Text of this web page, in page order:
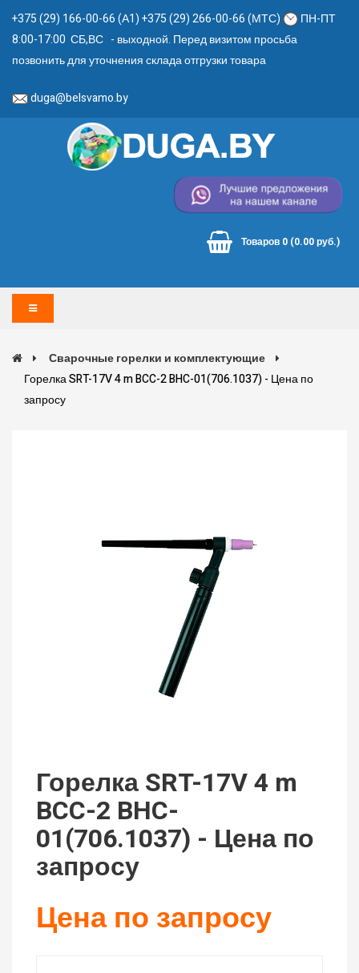
+375 (29) 166-00-66 (А1) +375 (29) 266-00-66 (МТС)
ПН-ПТ
8:00-17:00 СБ,ВС - выходной. Перед визитом просьба
позвонить для уточнения склада отгрузки товара
duga@belsvamo.by
Товаров 0 (0.00 руб.)
Сварочные горелки и комплектующие
Горелка SRT-17V 4 m BCC-2 BHC-01(706.1037) - Цена по
запросу
Горелка SRT-17V 4 m
BCC-2 BHC-
01(706.1037) - Цена по
запросу
Цена по запросу